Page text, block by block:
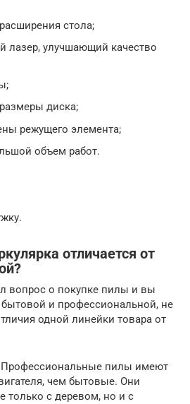
стола;
лазер, улучшающий качество
диска;
режущего элемента;
объем работ.
отличается от
вопрос о покупке пилы и вы
и профессиональной, не
одной линейки товара от
Профессиональные пилы имеют
чем бытовые. Они
только с деревом, но и с